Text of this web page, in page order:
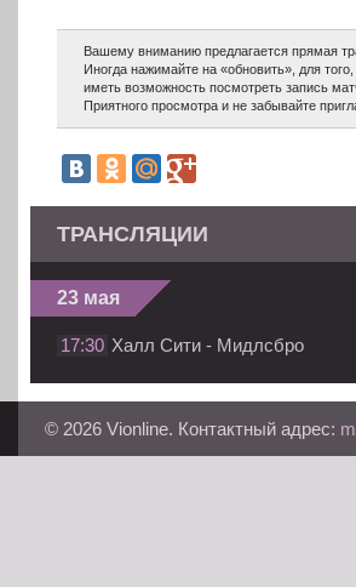
Вашему вниманию предлагается прямая
Иногда нажимайте на «обновить», для
иметь возможность посмотреть запись
Приятного просмотра и не забывайте
ТРАНСЛЯЦИИ
23 мая
17:30 Халл Сити - Мидлсбро
© 2026 Vionline. Контактный адрес: